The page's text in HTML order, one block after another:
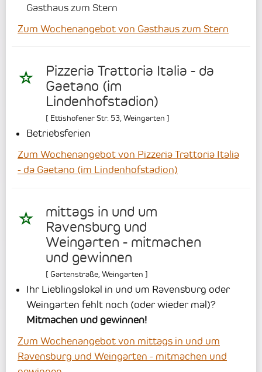
Gasthaus zum Stern
Zum Wochenangebot von Gasthaus zum Stern
Pizzeria Trattoria Italia - da
Gaetano (im
Lindenhofstadion)
[ Ettishofener Str. 53 Weingarten ]
Betriebsferien
Zum Wochenangebot von Pizzeria Trattoria Italia
- da Gaetano (im Lindenhofstadion)
mittags in und um
Ravensburg und
Weingarten - mitmachen
und gewinnen
[ Gartenstraße Weingarten ]
Ihr Lieblingslokal in und um Ravensburg oder
Weingarten fehlt noch (oder wieder mal)?
Mitmachen und gewinnen!
Zum Wochenangebot von mittags in und um
Ravensburg und Weingarten - mitmachen und